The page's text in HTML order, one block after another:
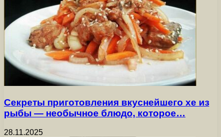
Секреты приготовления вкуснейшего хе из
рыбы — необычное блюдо, которое…
28.11.2025